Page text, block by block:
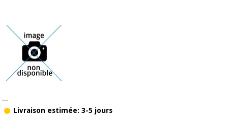
...
Livraison estimée: 3-5 jours